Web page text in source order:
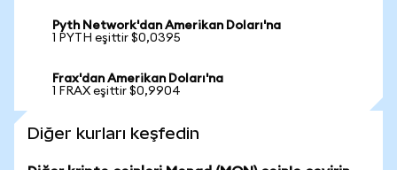
Pyth Network'dan Amerikan Doları'na
1 PYTH eşittir $0,0395
Frax'dan Amerikan Doları'na
1 FRAX eşittir $0,9904
Diğer kurları keşfedin